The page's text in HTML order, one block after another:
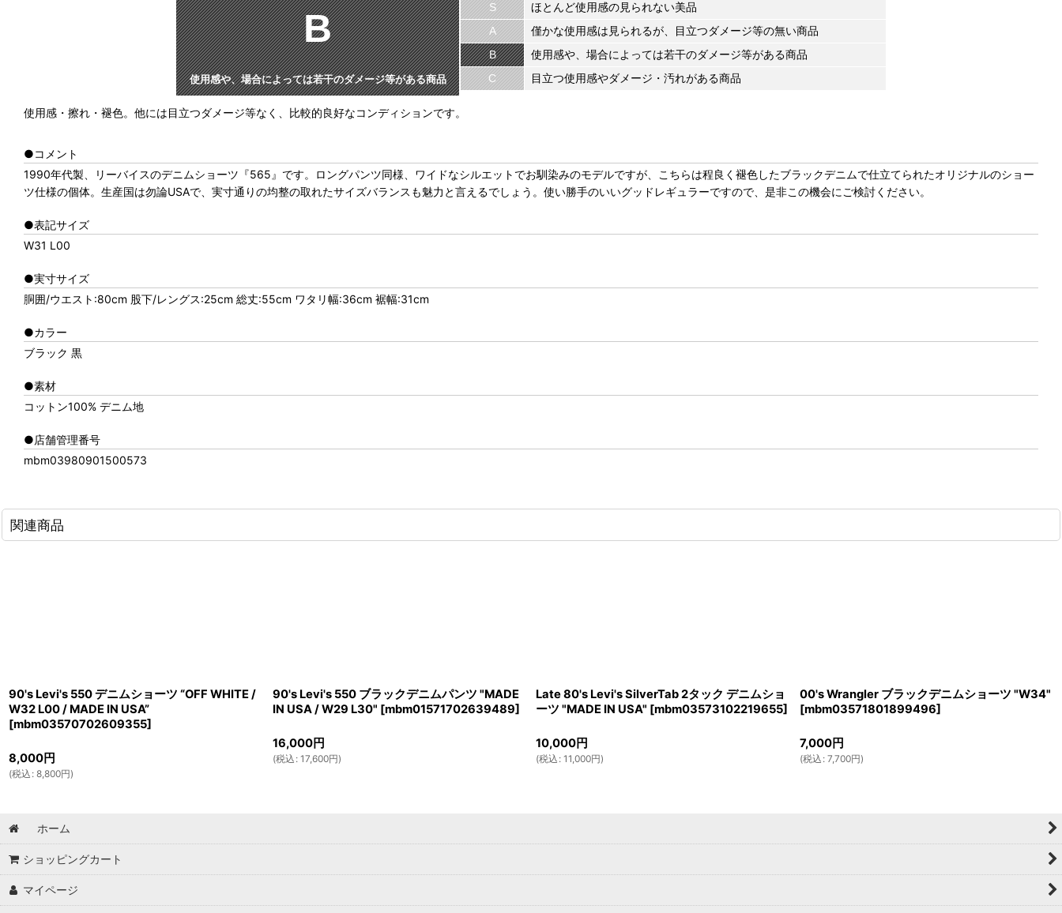
B
使用感や、場合によっては若干のダメージ等がある商品
S
ほとんど使用感の見られない美品
A
僅かな使用感は見られるが、目立つダメージ等の無い商品
B
使用感や、場合によっては若干のダメージ等がある商品
C
目立つ使用感やダメージ・汚れがある商品
使用感・擦れ・褪色。他には目立つダメージ等なく、比較的良好なコンディションです。
●コメント
1990年代製、リーバイスのデニムショーツ『565』です。ロングパンツ同様、ワイドなシルエットでお馴染みのモデルですが、こちらは程良く褪色したブラックデニムで仕立てられたオリジナルのショー
ツ仕様の個体。生産国は勿論USAで、実寸通りの均整の取れたサイズバランスも魅力と言えるでしょう。使い勝手のいいグッドレギュラーですので、是非この機会にご検討ください。
●表記サイズ
W31 L00
●実寸サイズ
胴囲/ウエスト:80cm 股下/レングス:25cm 総丈:55cm ワタリ幅:36cm 裾幅:31cm
●カラー
ブラック 黒
●素材
コットン100% デニム地
●店舗管理番号
mbm03980901500573
関連商品
90's Levi's 550 デニムショーツ “OFF WHITE /
W32 L00 / MADE IN USA”
[mbm03570702609355]
8,000円
(税込 : 8,800円)
90's Levi's 550 ブラックデニムパンツ "MADE
IN USA / W29 L30" [mbm01571702639489]
16,000円
(税込 : 17,600円)
Late 80's Levi's SilverTab 2タック デニムショ
ーツ "MADE IN USA" [mbm03573102219655]
10,000円
(税込 : 11,000円)
00's Wrangler ブラックデニムショーツ "W34"
[mbm03571801899496]
7,000円
(税込 : 7,700円)
ホーム
ショッピングカート
マイページ